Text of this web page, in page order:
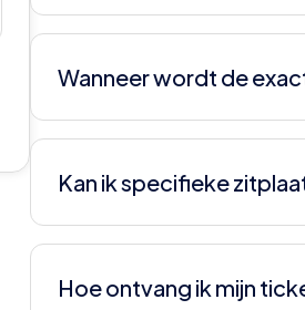
Ja, we zorgen dat je
oneven aantal is het goed om
zitplaatsen.
Wanneer wordt de
De datum kan wijzigen door
Raadpleeg onze site voor
Kan ik specifieke
Bij Eintracht Frankfurt is dat
zitplaatsen en delen deze
Hoe ontvang ik mijn